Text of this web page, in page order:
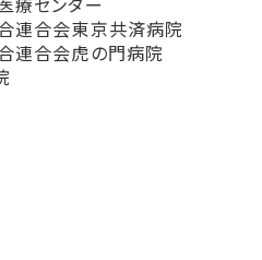
連合会東京共済病院
連合会虎の門病院